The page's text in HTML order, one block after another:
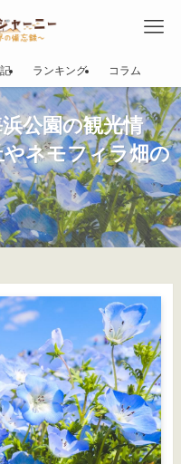
ランキング コラム
公園の観光情
ネモフィラ畑の